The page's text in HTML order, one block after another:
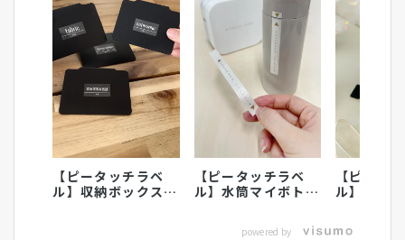
【ピータッチラベ
ル】収納ボックスの
【ピータッチラベ
ル】水筒マイボトル
【ピータ
ル】こど
powered by